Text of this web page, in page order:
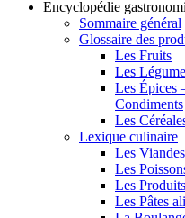
Encyclopédie
Sommaire général
Glossaire des
Les Fruits
Les
Les Épices
Condiments
Les
Lexique culinaire
Les
Les
Les
Les Pâtes